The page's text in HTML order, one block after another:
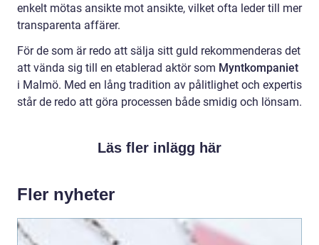
enkelt mötas ansikte mot ansikte, vilket ofta leder till mer
transparenta affärer.
För de som är redo att sälja sitt guld rekommenderas det
att vända sig till en etablerad aktör som Myntkompaniet
i Malmö. Med en lång tradition av pålitlighet och expertis
står de redo att göra processen både smidig och lönsam.
Läs fler inlägg här
Fler nyheter